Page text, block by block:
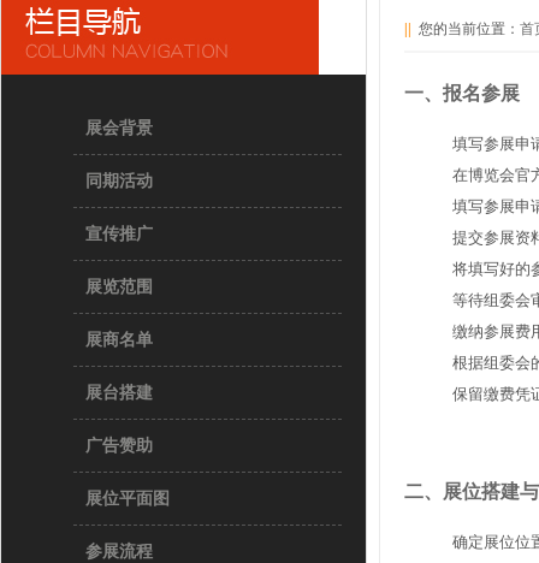
展会背景
同期活动
宣传推广
展览范围
展商名单
展台搭建
广告赞助
展位平面图
参展流程
您的当前位置： 首
一、报名参展
填写参展申
在博览会官
填写参展申
提交参展资
将填写好的
等待组委会
缴纳参展费
根据组委会
保留缴费凭
二、展位搭建
确定展位位